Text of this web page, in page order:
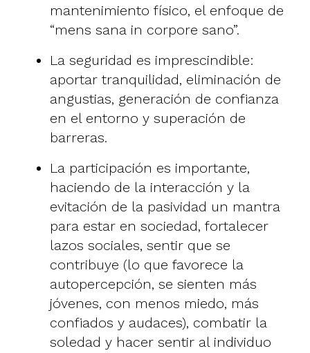
mantenimiento físico, el enfoque de
“mens sana in corpore sano”.
La seguridad es imprescindible:
aportar tranquilidad, eliminación de
angustias, generación de confianza
en el entorno y superación de
barreras.
La participación es importante,
haciendo de la interacción y la
evitación de la pasividad un mantra
para estar en sociedad, fortalecer
lazos sociales, sentir que se
contribuye (lo que favorece la
autopercepción, se sienten más
jóvenes, con menos miedo, más
confiados y audaces), combatir la
soledad y hacer sentir al individuo